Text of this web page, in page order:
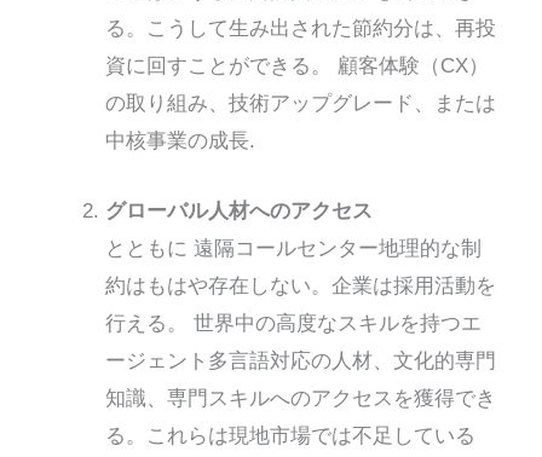
る。こうして生み出された節約分は、再投
資に回すことができる。 顧客体験（CX）
の取り組み、技術アップグレード、または
中核事業の成長.
グローバル人材へのアクセス
とともに遠隔コールセンター地理的な制
約はもはや存在しない。企業は採用活動を
行える。世界中の高度なスキルを持つエ
ージェント 多言語対応の人材、文化的専門
知識、専門スキルへのアクセスを獲得でき
る。これらは現地市場では不足している